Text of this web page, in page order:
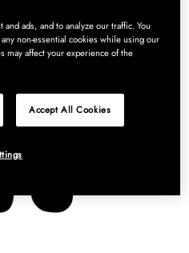
ads, and to analyze our traffic. You
non-essential cookies while using our
may affect your experience of the
Accept All Cookies